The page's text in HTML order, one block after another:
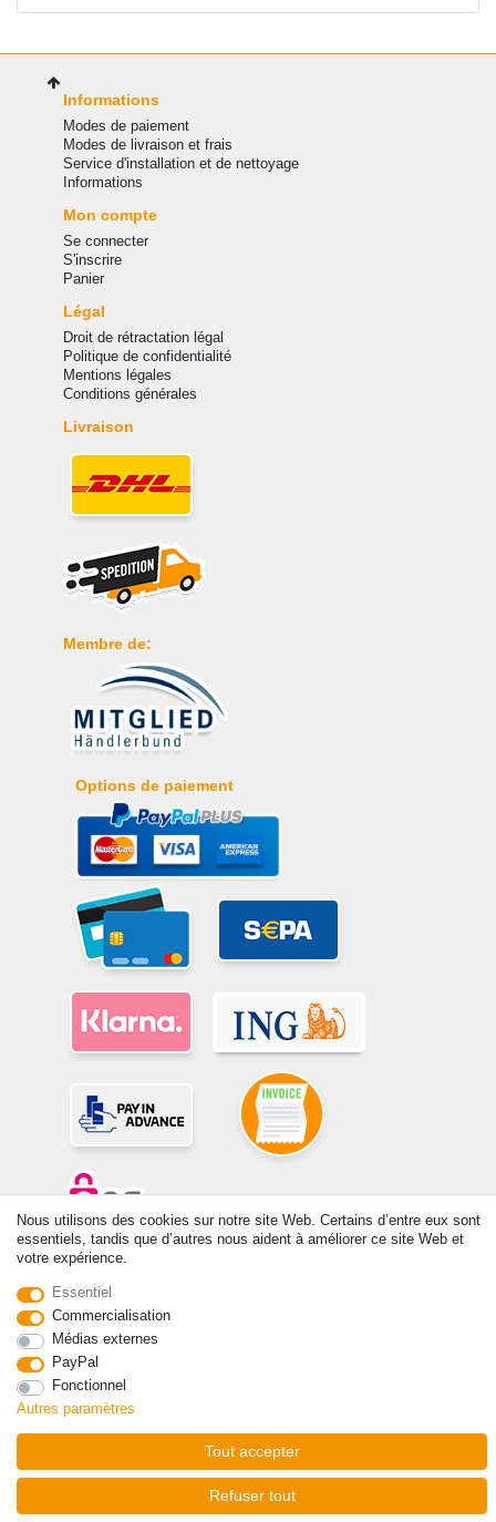
Informations
Modes de paiement
Modes de livraison et frais
Service d'installation et de nettoyage
Informations
Mon compte
Se connecter
S'inscrire
Panier
Légal
Droit de rétractation légal
Politique de confidentialité
Mentions légales
Conditions générales
Livraison
Membre de:
Options de paiement
© Copyright 2026 | Tous droits réservés. -Tous droits réservés – Les
Nous utilisons des cookies sur notre site Web. Certains d’entre eux sont
essentiels, tandis que d’autres nous aident à améliorer ce site Web et
votre expérience.
Essentiel
Commercialisation
Médias externes
PayPal
Fonctionnel
Autres paramètres
Tout accepter
Refuser tout
Rétracter le contrat ici